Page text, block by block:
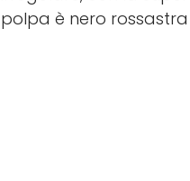
polpa è nero